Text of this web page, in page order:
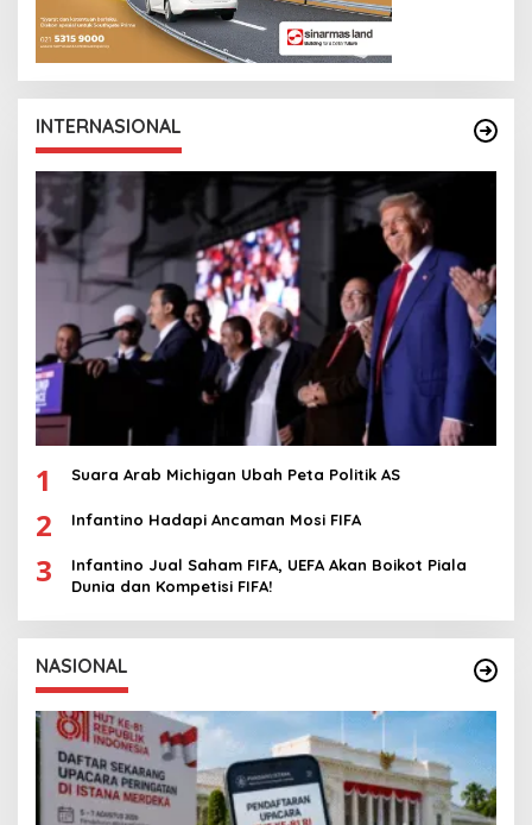
INTERNASIONAL
1 Suara Arab Michigan Ubah Peta Politik AS
2 Infantino Hadapi Ancaman Mosi FIFA
3
Infantino Jual Saham FIFA, UEFA Akan Boikot Piala
Dunia dan Kompetisi FIFA!
NASIONAL